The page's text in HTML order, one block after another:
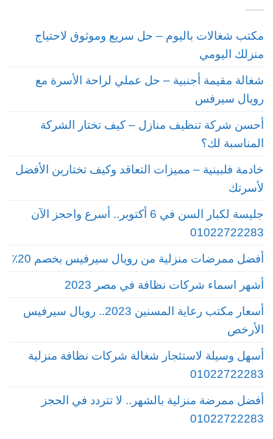
مكتب شغالات باليوم – حل سريع وموثوق لاحتياج
منزلك اليومي
شغالة مقيمة أجنبية – حل عملي لراحة الأسرة مع
رويال سيرفس
أحسن شركة تنظيف منازل – كيف تختار الشركة
المناسبة لك؟
خادمة فلبينية – مميزات التعاقد وكيف تختارين الأفضل
لأسرتك
جليسة لكبار السن في 6 أكتوبر.. أسرع واحجز الآن
01022722283
أفضل ممرضات منزلية من رويال سيرفيس بخصم 20٪
أشهر اسماء شركات نظافة في مصر 2023
أسعار مكتب رعاية المسنين 2023.. رويال سيرفيس
الأرخص
أسهل وسيلة لاستئجار شغالة شركات نظافة منزلية
01022722283
أفضل ممرضة منزلية بالشهر.. لا تتردد في الحجز
01022722283